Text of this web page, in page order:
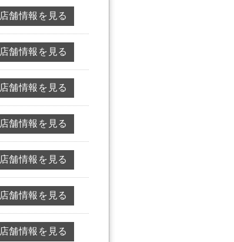
店舗情報を見る
店舗情報を見る
店舗情報を見る
店舗情報を見る
店舗情報を見る
店舗情報を見る
店舗情報を見る